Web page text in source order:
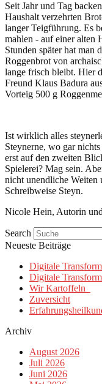
Seit Jahr und Tag
Haushalt verzehrten
langer Teigführung. Es
mahlen - auf einer alten
Stunden später hat man
Roggenbrot von
lange frisch bleibt. Hier
Freund Klaus Badura
Vorteig 500 g
Ist wirklich alles
Steynerne, wo gar
erst auf den zweiten
Spielerei? Mag sein.
nicht unendliche Weiten
Schreibweise Steyn.
Nicole Hein, Autorin
Search
Neueste Beiträge
Digitale
Digitale
Wir Kartoffeln
Zuversicht
Archiv
August 2026
Juli 2026
Juni 2026